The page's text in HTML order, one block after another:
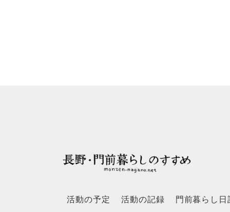
活動の予定 活動の記録 門前暮らし日